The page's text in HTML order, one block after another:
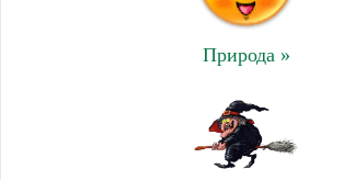
Природа »